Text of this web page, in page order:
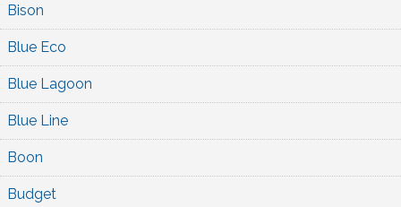
Bison
Blue Eco
Blue Lagoon
Blue Line
Boon
Budget